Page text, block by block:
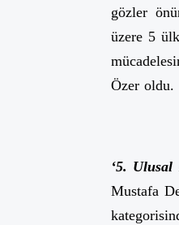
gözler
üzere 5
Özer oldu.
‘5. Ulusal
Mustafa